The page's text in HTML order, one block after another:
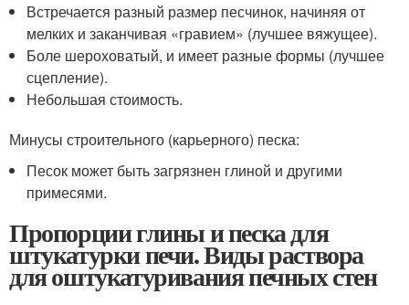
Встречается разный размер песчинок, начиняя от
мелких и заканчивая «гравием» (лучшее вяжущее).
Боле шероховатый, и имеет разные формы (лучшее
сцепление).
Небольшая стоимость.
Минусы строительного (карьерного) песка:
Песок может быть загрязнен глиной и другими
примесями.
Пропорции глины и песка для
штукатурки печи. Виды раствора
для оштукатуривания печных стен